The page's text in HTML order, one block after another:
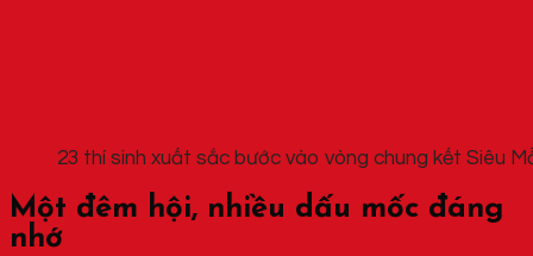
23 thí sinh xuất sắc bước vào vòng chung kết Siêu
Một đêm hội, nhiều dấu mốc đáng
nhớ